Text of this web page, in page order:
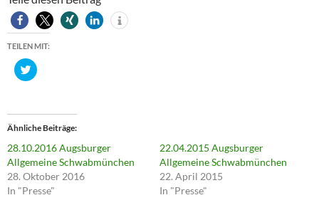
TEILEN MIT:
K
l
,
u
m
ü
b
e
r
T
w
i
Ähnliche Beiträge
28.10.2016 Augsburger
Allgemeine Schwabmünchen
28. Oktober 2016
In "Presse"
22.04.2015 Augsburger
Allgemeine Schwabmünchen
22. April 2015
In "Presse"